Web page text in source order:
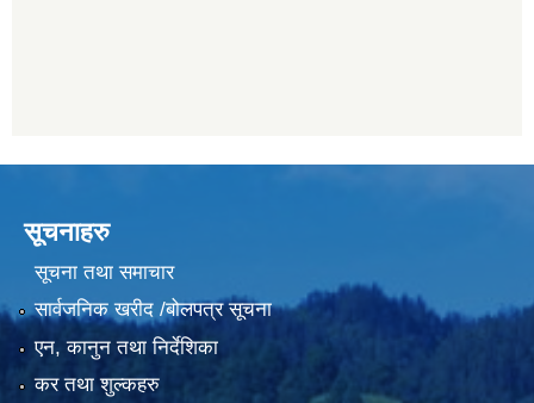
सूचनाहरु
सूचना तथा समाचार
सार्वजनिक खरीद /बोलपत्र सूचना
एन, कानुन तथा निर्देशिका
कर तथा शुल्कहरु